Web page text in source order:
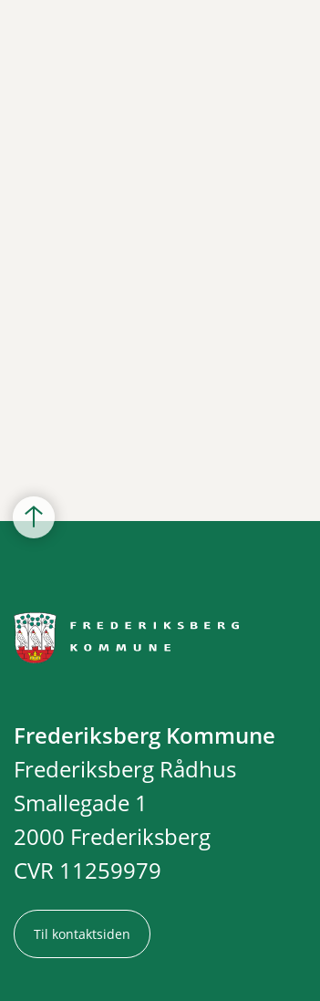
Frederiksberg Kommune
Frederiksberg Rådhus
Smallegade 1
2000 Frederiksberg
CVR 11259979
Til kontaktsiden